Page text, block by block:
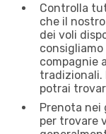
Controlla
che il
dei voli
compagnie
tradizionali.
potrai
Prenota nei
per trovare